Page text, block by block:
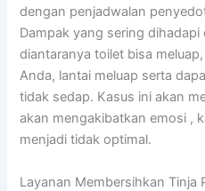
dengan penjadwalan
Dampak yang sering
diantaranya toilet bisa
Anda, lantai meluap serta
tidak sedap. Kasus ini akan
akan mengakibatkan emosi ,
menjadi tidak optimal.
Layanan Membersihkan Tinja